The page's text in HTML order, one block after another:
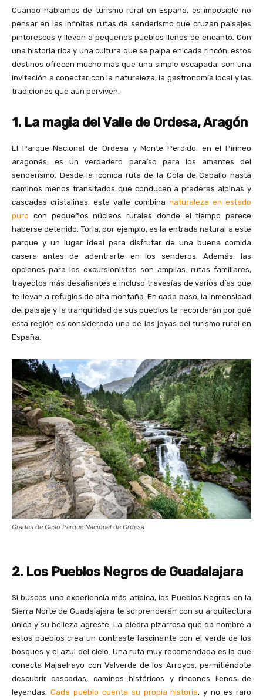
Cuando hablamos de turismo rural en España, es imposible no
pensar en las infinitas rutas de senderismo que cruzan paisajes
pintorescos y llevan a pequeños pueblos llenos de encanto. Con
una historia rica y una cultura que se palpa en cada rincón, estos
destinos ofrecen mucho más que una simple escapada: son una
invitación a conectar con la naturaleza, la gastronomía local y las
tradiciones que aún perviven.
1. La magia del Valle de Ordesa, Aragón
El Parque Nacional de Ordesa y Monte Perdido, en el Pirineo
aragonés, es un verdadero paraíso para los amantes del
senderismo. Desde la icónica ruta de la Cola de Caballo hasta
caminos menos transitados que conducen a praderas alpinas y
cascadas cristalinas, este valle combina naturaleza en estado
puro con pequeños núcleos rurales donde el tiempo parece
haberse detenido. Torla, por ejemplo, es la entrada natural a este
parque y un lugar ideal para disfrutar de una buena comida
casera antes de adentrarte en los senderos. Además, las
opciones para los excursionistas son amplias: rutas familiares,
trayectos más desafiantes e incluso travesías de varios días que
te llevan a refugios de alta montaña. En cada paso, la inmensidad
del paisaje y la tranquilidad de sus pueblos te recordarán por qué
esta región es considerada una de las joyas del turismo rural en
España.
Gradas de Oaso Parque Nacional de Ordesa
2. Los Pueblos Negros de Guadalajara
Si buscas una experiencia más atípica, los Pueblos Negros en la
Sierra Norte de Guadalajara te sorprenderán con su arquitectura
única y su belleza agreste. La piedra pizarrosa que da nombre a
estos pueblos crea un contraste fascinante con el verde de los
bosques y el azul del cielo. Una ruta muy recomendada es la que
conecta Majaelrayo con Valverde de los Arroyos, permitiéndote
descubrir cascadas, caminos históricos y rincones llenos de
leyendas. Cada pueblo cuenta su propia historia, y no es raro